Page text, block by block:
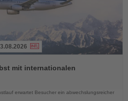
mit internationalen
erwartet Besucher ein abwechslungsreicher